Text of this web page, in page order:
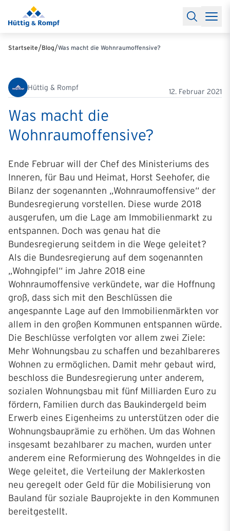
Baufinanzierung
RechnerBaufinanzierungsrechner
Anschlussfinanzierung
Partnerschaft
Partner werden
Käuferprofile 2026
News & Events
Über unsIhre Ansprechpartner
Startseite/Blog/Was macht die Wohnraumoffensive?
Hüttig & Rompf 12. Februar 2021
Was macht die
Wohnraumoffensive?
Ende Februar will der Chef des Ministeriums des
Inneren, für Bau und Heimat, Horst Seehofer, die
Bilanz der sogenannten „Wohnraumoffensive“ der
Bundesregierung vorstellen. Diese wurde 2018
ausgerufen, um die Lage am Immobilienmarkt zu
entspannen. Doch was genau hat die
Bundesregierung seitdem in die Wege geleitet?
Als die Bundesregierung auf dem sogenannten
„Wohngipfel“ im Jahre 2018 eine
Wohnraumoffensive verkündete, war die Hoffnung
groß, dass sich mit den Beschlüssen die
angespannte Lage auf den Immobilienmärkten vor
allem in den großen Kommunen entspannen würde.
Die Beschlüsse verfolgten vor allem zwei Ziele:
Mehr Wohnungsbau zu schaffen und bezahlbareres
Wohnen zu ermöglichen. Damit mehr gebaut wird,
beschloss die Bundesregierung unter anderem,
sozialen Wohnungsbau mit fünf Milliarden Euro zu
fördern, Familien durch das Baukindergeld beim
Erwerb eines Eigenheims zu unterstützen oder die
Wohnungsbauprämie zu erhöhen. Um das Wohnen
insgesamt bezahlbarer zu machen, wurden unter
anderem eine Reformierung des Wohngeldes in die
Wege geleitet, die Verteilung der Maklerkosten
neu geregelt oder Geld für die Mobilisierung von
Bauland für soziale Bauprojekte in den Kommunen
bereitgestellt.